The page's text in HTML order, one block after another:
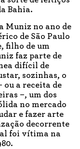
Bahia.
Muniz no ano de
de São Paulo
filho de um
faz parte de
difícil de
sozinhas, o
ou a receita de
–, um dos
no mercado
e fazer arte
decorrente
foi vítima na